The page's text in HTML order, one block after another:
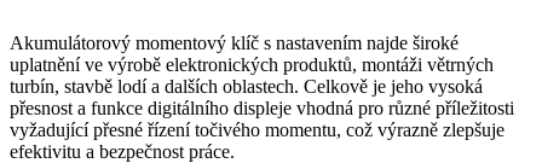
Akumulátorový momentový klíč s nastavením najde široké
uplatnění ve výrobě elektronických produktů, montáži větrných
turbín, stavbě lodí a dalších oblastech. Celkově je jeho vysoká
přesnost a funkce digitálního displeje vhodná pro různé příležitosti
vyžadující přesné řízení točivého momentu, což výrazně zlepšuje
efektivitu a bezpečnost práce.